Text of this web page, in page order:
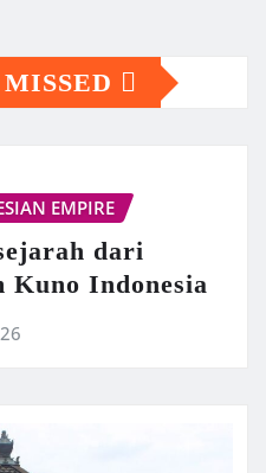
EMPIRE
dari
Indonesia